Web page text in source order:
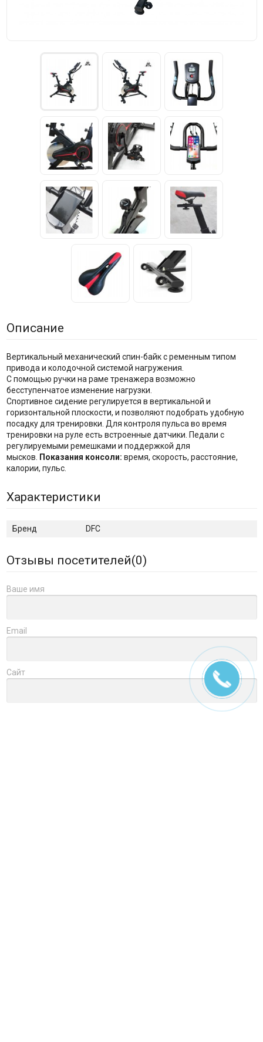
Описание
Вертикальный механический спин-байк с ременным типом
привода и колодочной системой нагружения.
С помощью ручки на раме тренажера возможно
бесступенчатое изменение нагрузки.
Спортивное сидение регулируется в вертикальной и
горизонтальной плоскости, и позволяют подобрать удобную
посадку для тренировки. Для контроля пульса во время
тренировки на руле есть встроенные датчики. Педали с
регулируемыми ремешками и поддержкой для
мысков.
Показания консоли: время, скорость, расстояние,
калории, пульс.
Характеристики
Бренд DFC
Отзывы посетителей(0)
Ваше имя
Email
Сайт